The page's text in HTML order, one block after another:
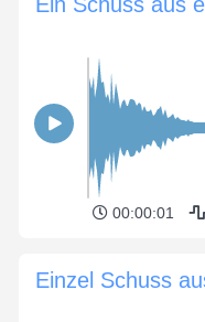
00:00:01
Einzel Schuss